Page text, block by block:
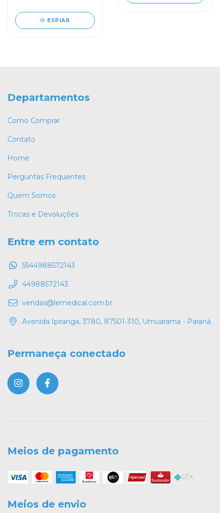
ESPIAR
Departamentos
Como Comprar
Contato
Home
Perguntas Frequentes
Quem Somos
Trocas e Devoluções
Entre em contato
5544988572143
44988572143
vendas@lemedical.com.br
Avenida Ipiranga, 3780, 87501-310, Umuarama - Paraná.
Permaneça conectado
Meios de pagamento
Meios de envio